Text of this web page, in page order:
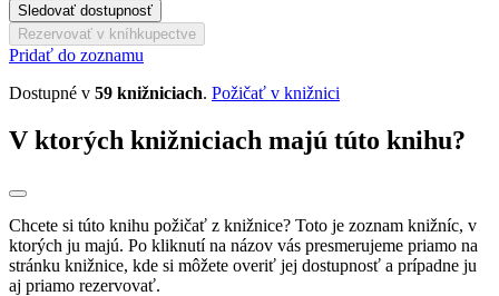
Sledovať dostupnosť
Rezervovať v kníhkupectve
Pridať do zoznamu
Dostupné v 59 knižniciach. Požičať v knižnici
V ktorých knižniciach majú túto knihu?
Chcete si túto knihu požičať z knižnice? Toto je zoznam knižníc, v
ktorých ju majú. Po kliknutí na názov vás presmerujeme priamo na
stránku knižnice, kde si môžete overiť jej dostupnosť a prípadne ju
aj priamo rezervovať.